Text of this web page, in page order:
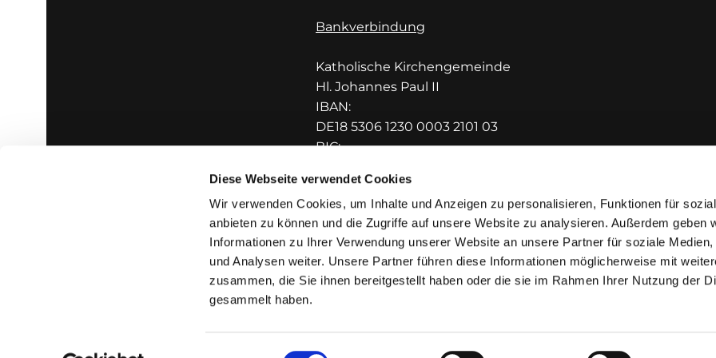
Diese Webseite verwendet Cookies
Wir verwenden Cookies, um Inhalte und Anzeigen zu personalisieren, Funktionen für
anbieten zu können und die Zugriffe auf unsere Website zu analysieren. Außerdem geben
Informationen zu Ihrer Verwendung unserer Website an unsere Partner für soziale Medien,
und Analysen weiter. Unsere Partner führen diese Informationen möglicherweise mit
zusammen, die Sie ihnen bereitgestellt haben oder die sie im Rahmen Ihrer Nutzung der
gesammelt haben.
Einwilligungsauswahl
Bankverbindung
Katholische Kirchengemeinde
Hl. Johannes Paul II
IBAN:
DE18 5306 1230 0003 2101 03
BIC:
Impressum Datenschutzerklärung ChurchDesk-